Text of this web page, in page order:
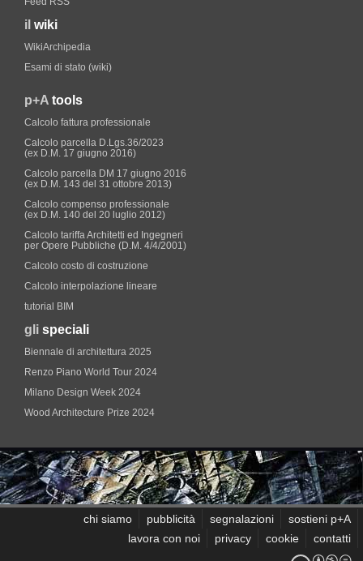
il wiki
WikiArchipedia
Esami di stato (wiki)
p+A tools
Calcolo fattura professionale
Calcolo parcella D.Lgs.36/2023
(ex D.M. 17 giugno 2016)
Calcolo parcella DM 17 giugno 2016
(ex D.M. 143 del 31 ottobre 2013)
Calcolo compenso professionale
(ex D.M. 140 del 20 luglio 2012)
Calcolo tariffa Architetti ed Ingegneri
per Opere Pubbliche (D.M. 4/4/2001)
Calcolo costo di costruzione
Calcolo interpolazione lineare
tutorial BIM
gli speciali
Biennale di architettura 2025
Renzo Piano World Tour 2024
Milano Design Week 2024
Wood Architecture Prize 2024
chi siamo pubblicità segnalazioni
sostieni p+A
lavora con noi
privacy cookie contatti